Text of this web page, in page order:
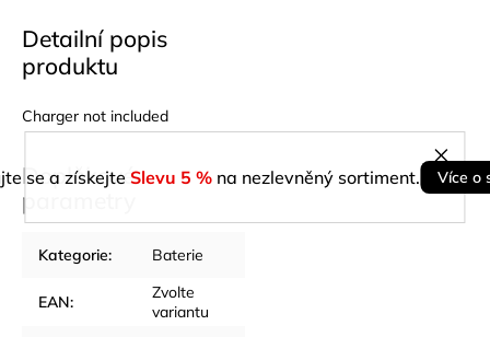
se a získejte Slevu 5 % na nezlevněný sortiment. Více o
Detailní popis
produktu
Charger not included
Doplňkové
parametry
Kategorie: Baterie
EAN:
Zvolte
variantu